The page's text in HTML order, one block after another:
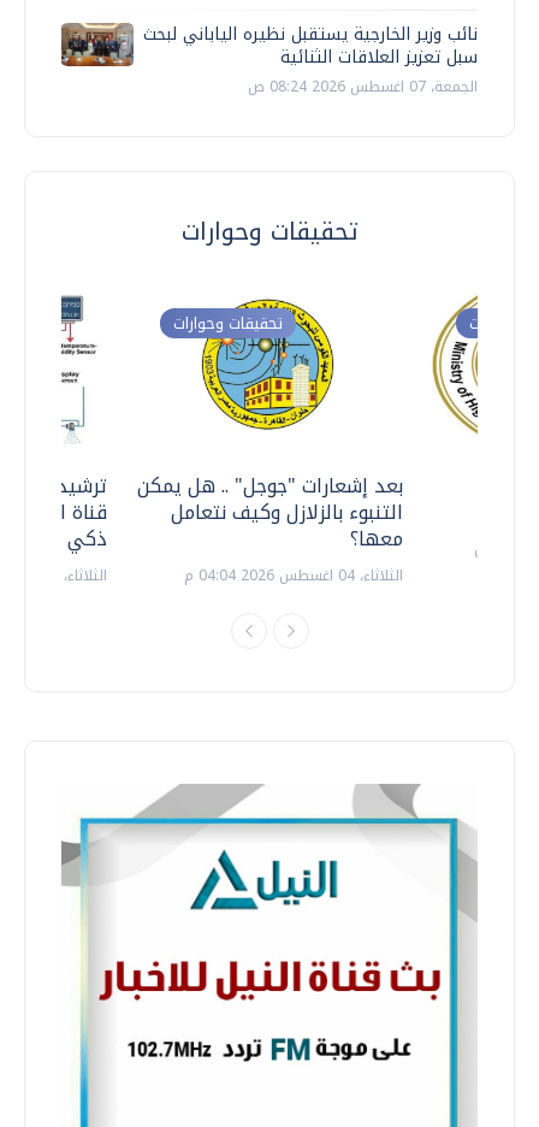
نائب وزير الخارجية يستقبل نظيره الياباني لبحث
سبل تعزيز العلاقات الثنائية
الجمعة، 07 اغسطس 2026 08:24 ص
تحقيقات وحوارات
ترشيدا
قناة
ذكي
الثلاثاء، 14 يوليو 2026 06:11 م
تحقيقات وحوارات
بعد إشعارات "جوجل" .. هل يمكن
التنبوء بالزلازل وكيف نتعامل
معها؟
الثلاثاء، 04 اغسطس 2026 04:04 م
وحوارات